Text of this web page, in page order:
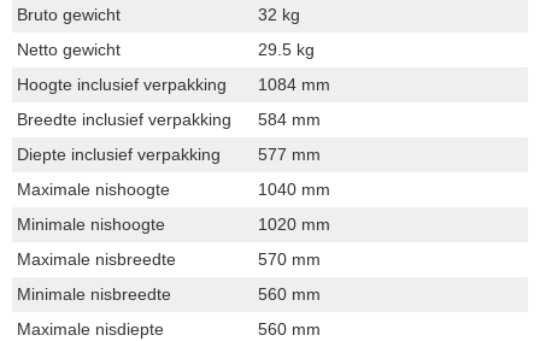
Bruto gewicht
32 kg
Netto gewicht
29.5 kg
Hoogte inclusief verpakking
1084 mm
Breedte inclusief verpakking
584 mm
Diepte inclusief verpakking
577 mm
Maximale nishoogte
1040 mm
Minimale nishoogte
1020 mm
Maximale nisbreedte
570 mm
Minimale nisbreedte
560 mm
Maximale nisdiepte
560 mm